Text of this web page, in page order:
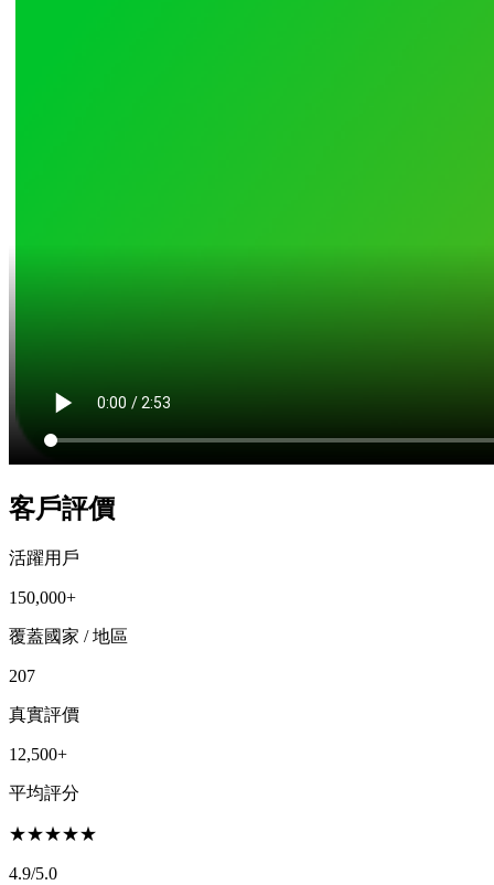
客戶評價
活躍用戶
150,000+
覆蓋國家 / 地區
207
真實評價
12,500+
平均評分
★★★★★
4.9/5.0